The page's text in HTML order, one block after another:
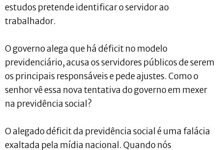
estudos pretende identificar o servidor ao
trabalhador.
O governo alega que há déficit no modelo
previdenciário, acusa os servidores públicos de serem
os principais responsáveis e pede ajustes. Como o
senhor vê essa nova tentativa do governo em mexer
na previdência social?
O alegado déficit da previdência social é uma falácia
exaltada pela mídia nacional. Quando nós